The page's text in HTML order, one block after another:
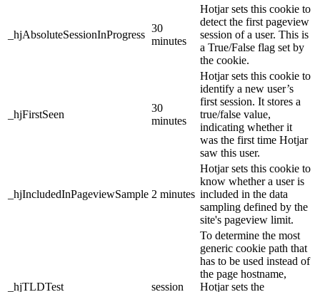
_hjAbsoluteSessionInProgress
30
minutes
Hotjar sets this cookie to
detect the first pageview
session of a user. This is
a True/False flag set by
the cookie.
_hjFirstSeen
30
minutes
Hotjar sets this cookie to
identify a new user’s
first session. It stores a
true/false value,
indicating whether it
was the first time Hotjar
saw this user.
_hjIncludedInPageviewSample 2 minutes
Hotjar sets this cookie to
know whether a user is
included in the data
sampling defined by the
site's pageview limit.
_hjTLDTest session
To determine the most
generic cookie path that
has to be used instead of
the page hostname,
Hotjar sets the